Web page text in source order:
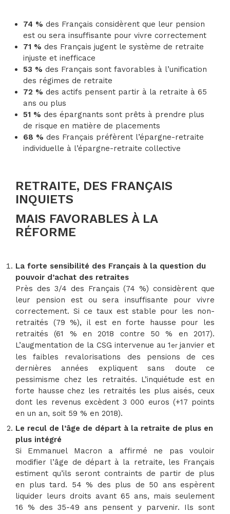
74 % des Français considèrent que leur pension
est ou sera insuffisante pour vivre correctement
71 % des Français jugent le système de retraite
injuste et inefficace
53 % des Français sont favorables à l’unification
des régimes de retraite
72 % des actifs pensent partir à la retraite à 65
ans ou plus
51 % des épargnants sont prêts à prendre plus
de risque en matière de placements
68 % des Français préfèrent l’épargne-retraite
individuelle à l’épargne-retraite collective
RETRAITE, DES FRANÇAIS
INQUIETS
MAIS FAVORABLES ÀLA
RÉFORME
La forte sensibilité des Français à la question du
pouvoir d’achat des retraites
Près des 3/4 des Français (74 %) considèrent que
leur pension est ou sera insuffisante pour vivre
correctement. Si ce taux est stable pour les non-
retraités (79 %), il est en forte hausse pour les
retraités (61 % en 2018 contre 50 % en 2017).
L’augmentation de la CSG intervenue au 1 er janvier et
les faibles revalorisations des pensions de ces
dernières années expliquent sans doute ce
pessimisme chez les retraités. L’inquiétude est en
forte hausse chez les retraités les plus aisés, ceux
dont les revenus excèdent 3 000 euros (+17 points
en un an, soit 59 % en 2018).
Le recul de l’âge de départ à la retraite de plus en
plus intégré
Si Emmanuel Macron a affirmé ne pas vouloir
modifier l’âge de départ à la retraite, les Français
estiment qu’ils seront contraints de partir de plus
en plus tard. 54 % des plus de 50 ans espèrent
liquider leurs droits avant 65 ans, mais seulement
16 % des 35-49 ans pensent y parvenir. Ils sont